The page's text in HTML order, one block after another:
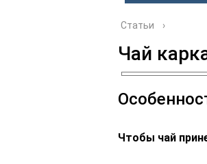
Статьи ›
Чай
Чтобы чай